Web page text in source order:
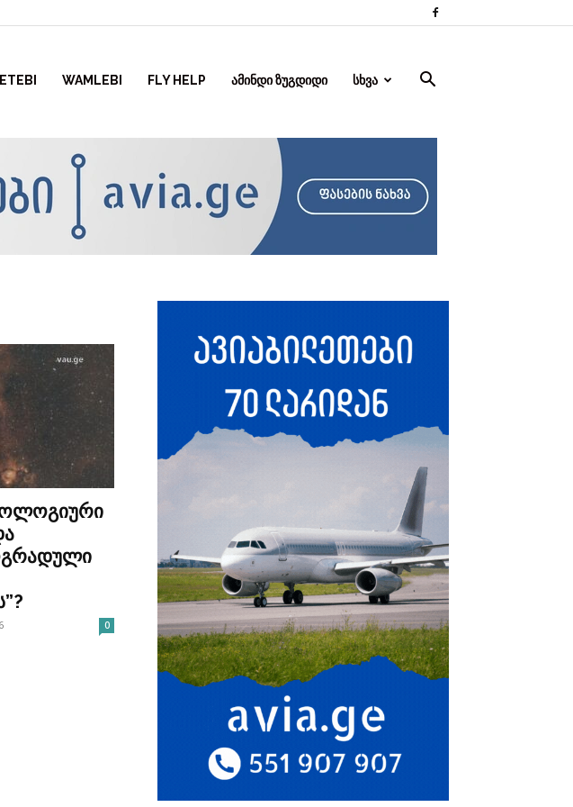
WAMLEBI FLY HELP ᲐᲛᲘᲜᲓᲘ ᲖᲣᲒᲓᲘᲓᲘ ᲡᲮᲕᲐ
0